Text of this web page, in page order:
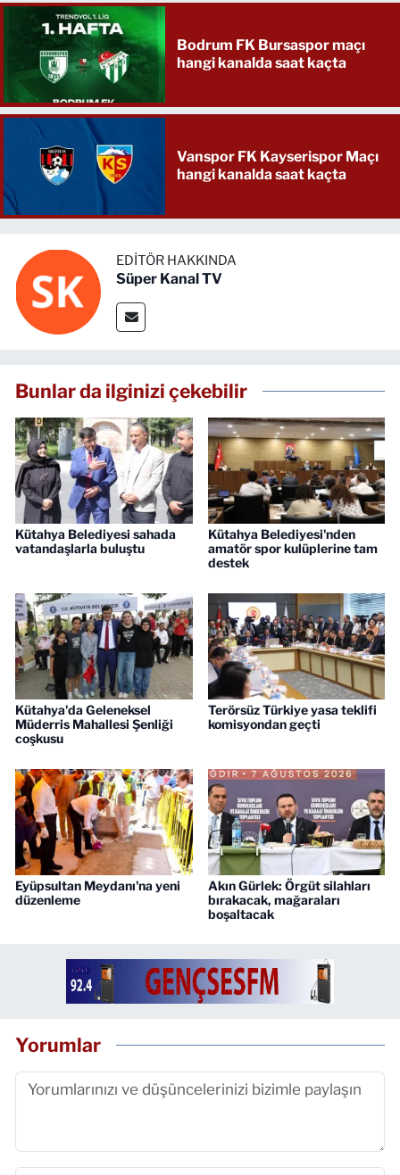
Bodrum FK Bursaspor maçı
hangi kanalda saat kaçta
Vanspor FK Kayserispor Maçı
hangi kanalda saat kaçta
EDITÖR HAKKINDA
Süper Kanal TV
Bunlar da ilginizi çekebilir
Kütahya Belediyesi sahada
vatandaşlarla buluştu
Kütahya Belediyesi'nden
amatör spor kulüplerine tam
destek
Kütahya'da Geleneksel
Müderris Mahallesi Şenliği
coşkusu
Terörsüz Türkiye yasa teklifi
komisyondan geçti
Eyüpsultan Meydanı'na yeni
düzenleme
Akın Gürlek: Örgüt silahları
bırakacak, mağaraları
boşaltacak
Yorumlar